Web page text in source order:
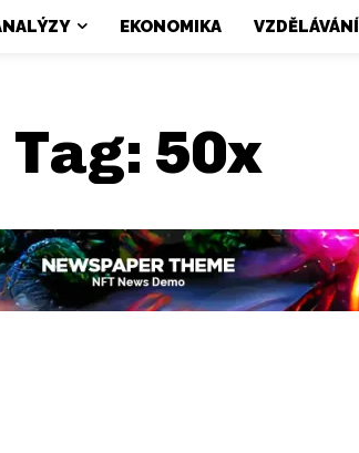
EKONOMIKA VZDĚLÁVÁNÍ
Tag: 50x